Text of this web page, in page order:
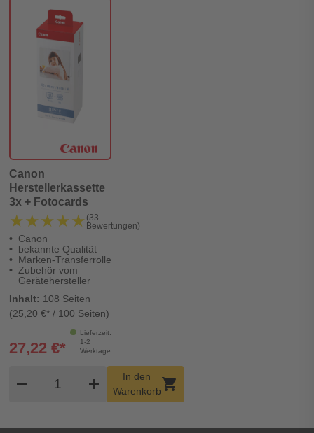
Canon
Herstellerkassette
3x + Fotocards
★★★★★
★★★★★ (33
Bewertungen)
Canon
bekannte Qualität
Marken-Transferrolle
Zubehör vom
Gerätehersteller
Inhalt: 108 Seiten
(25,20 €* / 100 Seiten)
Lieferzeit:
1-2
Werktage
27,22 €*
remove
Produkt Warenkorb Menge
add
In den
Warenkorbshopping_cart